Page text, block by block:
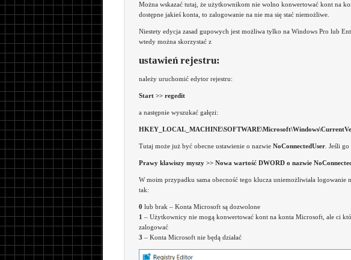
Można wskazać tutaj, że użytkownikom nie wolno konwertować kont na
dostępne jakieś konta, to zalogowanie na nie ma się stać niemożliwe.
Niestety edycja zasad gupowych jest możliwa tylko na Windows Pro lub
wtedy można skorzystać z
ustawień rejestru:
należy uruchomić edytor rejestru:
Start >> regedit
a następnie wyszukać gałęzi:
Tutaj może już być obecne ustawienie o nazwie NoConnectedUser. Jeśli
Prawy klawiszy myszy >> Nowa wartość DWORD o nazwie
W moim przypadku sama obecność tego klucza uniemożliwiała
tak:
0 lub brak – Konta Microsoft są dozwolone
1 – Użytkownicy nie mogą konwertować kont na konta Microsoft, ale ci
zalogować
3 – Konta Microsoft nie będą działać